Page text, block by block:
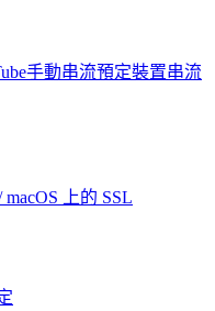
手動串流預定裝置串流
上的 SSL